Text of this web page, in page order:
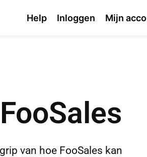
Help Inloggen Mijn
van hoe FooSales kan